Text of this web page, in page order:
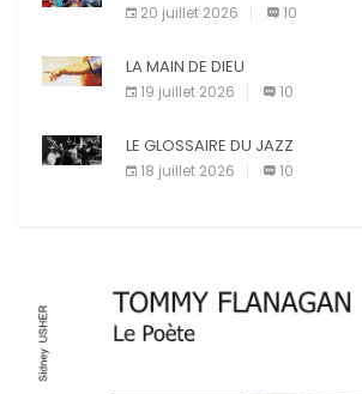
20 juillet 2026 10
LA MAIN DE DIEU
19 juillet 2026 10
LE GLOSSAIRE DU JAZZ
18 juillet 2026 10